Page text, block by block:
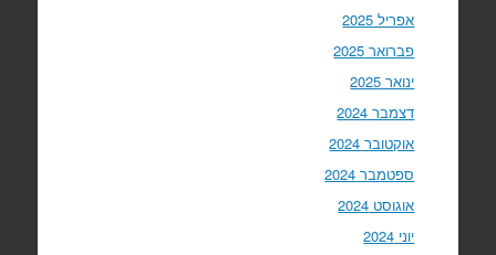
אפריל 2025
פברואר 2025
ינואר 2025
דצמבר 2024
אוקטובר 2024
ספטמבר 2024
אוגוסט 2024
יוני 2024